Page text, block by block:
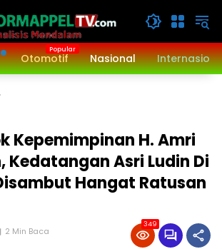
Otomotif Nasional
Kepemimpinan H. Amri
Kedatangan Asri Ludin Di
Hangat Ratusan
2 Min Baca
349